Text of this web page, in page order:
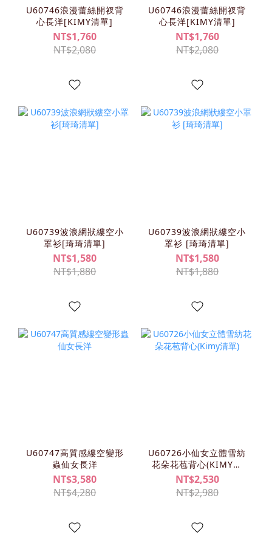
U60746浪漫蕾絲開衩背
心長洋[KIMY清單]
NT$1,760
NT$2,080
U60746浪漫蕾絲開衩背
心長洋[KIMY清單]
NT$1,760
NT$2,080
U60739波浪網狀縷空小
罩衫[琦琦清單]
NT$1,580
NT$1,880
U60739波浪網狀縷空小
罩衫 [琦琦清單]
NT$1,580
NT$1,880
U60747高質感縷空變形
蟲仙女長洋
NT$3,580
NT$4,280
U60726小仙女立體雪紡
花朵花苞背心(KIMY清
單)
NT$2,530
NT$2,980